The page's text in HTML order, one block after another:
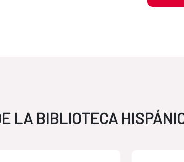
LA BIBLIOTECA